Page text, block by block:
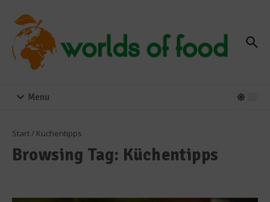
Menu
Start/ Küchentipps
Browsing Tag: Küchentipps